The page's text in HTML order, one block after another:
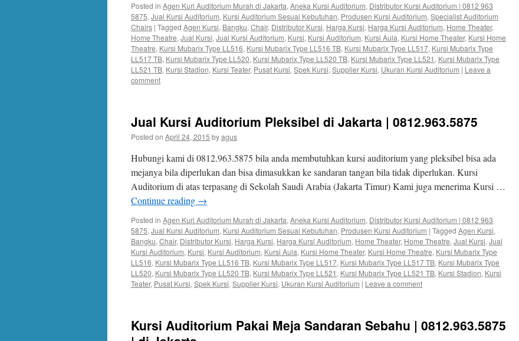
Posted in Agen Kuri Auditorium Murah di Jakarta, Aneka Kursi Auditorium, Distributor Kursi Auditorium | 0812 963
5875, Jual Kursi Auditorium, Kursi Auditorium Sesuai Kebutuhan, Produsen Kursi Auditorium, Specialist Auditorium
Chairs | Tagged Agen Kursi, Bangku, Chair, Distributor Kursi, Harga Kursi, Harga Kursi Auditorium, Home Theater,
Home Theatre, Jual Kursi, Jual Kursi Auditorium, Kursi, Kursi Auditorium, Kursi Aula, Kursi Home Theater, Kursi Home
Theatre, Kursi Mubarix Type LL516, Kursi Mubarix Type LL516 TB, Kursi Mubarix Type LL517, Kursi Mubarix Type
LL517 TB, Kursi Mubarix Type LL520, Kursi Mubarix Type LL520 TB, Kursi Mubarix Type LL521 , Kursi Mubarix Type
LL521 TB, Kursi Stadion, Kursi Teater, Pusat Kursi, Spek Kursi, Supplier Kursi, Ukuran Kursi Auditorium | Leave a
comment
Jual Kursi Auditorium Pleksibel di Jakarta | 0812.963.5875
Posted on April 24, 2015 byagus
Hubungi kami di 0812.963.5875 bila anda membutuhkan kursi auditorium yang pleksibel bisa ada
mejanya bila diperlukan dan bisa dimasukkan ke sandaran tangan bila tidak diperlukan. Kursi
Auditorium di atas terpasang di Sekolah Saudi Arabia (Jakarta Timur) Kami juga menerima Kursi …
Continue reading →
Posted in Agen Kuri Auditorium Murah di Jakarta, Aneka Kursi Auditorium, Distributor Kursi Auditorium | 0812 963
5875, Jual Kursi Auditorium, Kursi Auditorium Sesuai Kebutuhan, Produsen Kursi Auditorium | Tagged Agen Kursi,
Bangku, Chair, Distributor Kursi, Harga Kursi, Harga Kursi Auditorium, Home Theater, Home Theatre, Jual Kursi, Jual
Kursi Auditorium, Kursi, Kursi Auditorium, Kursi Aula, Kursi Home Theater, Kursi Home Theatre, Kursi Mubarix Type
LL516, Kursi Mubarix Type LL516 TB, Kursi Mubarix Type LL517, Kursi Mubarix Type LL517 TB, Kursi Mubarix Type
LL520, Kursi Mubarix Type LL520 TB, Kursi Mubarix Type LL521 , Kursi Mubarix Type LL521 TB, Kursi Stadion, Kursi
Teater, Pusat Kursi, Spek Kursi, Supplier Kursi, Ukuran Kursi Auditorium | Leave a comment
Kursi Auditorium Pakai Meja Sandaran Sebahu | 0812.963.5875